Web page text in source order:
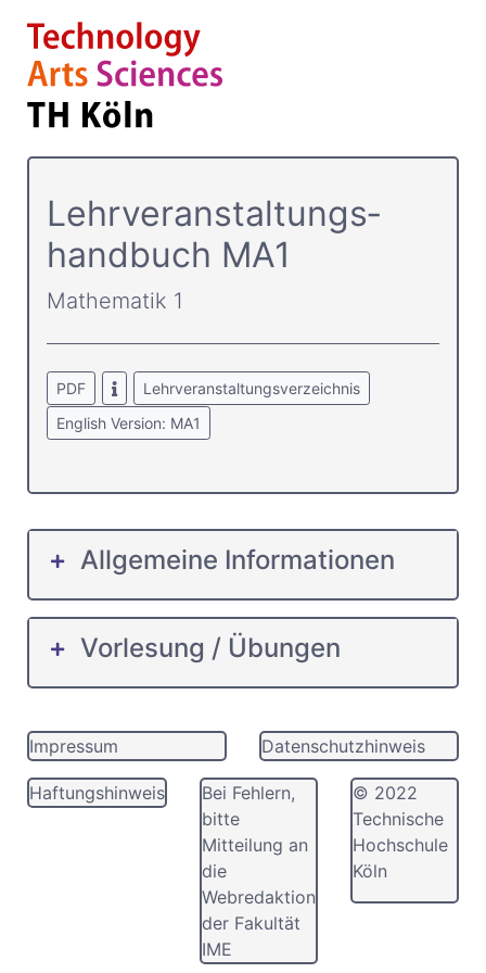
Lehrver­anstaltungs­
handbuch MA1
Mathematik 1
PDF
Lehrveranstaltungsverzeichnis
English Version: MA1
Allgemeine Informationen
Vorlesung / Übungen
Impressum Datenschutzhinweis
Haftungshinweis
Bei Fehlern,
bitte
Mitteilung an
die
Webredaktion
der Fakultät
IME
© 2022
Technische
Hochschule
Köln